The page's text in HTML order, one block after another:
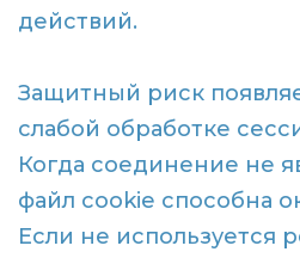
действий.
Защитный риск
слабой обработке
Когда соединение не
файл cookie способна
Если не используется